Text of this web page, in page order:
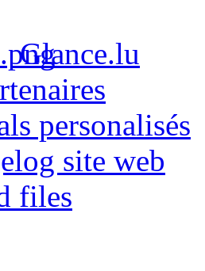
Glance.lu
personalisés
site web
files